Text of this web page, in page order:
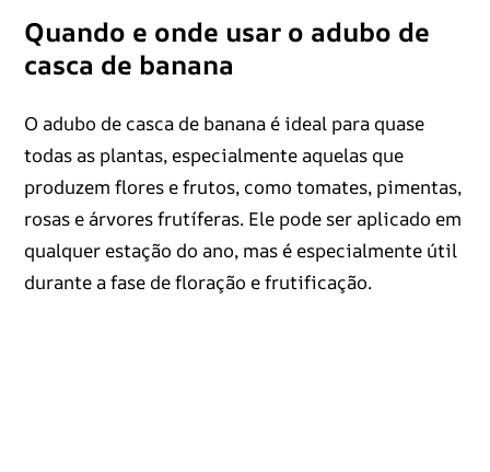
Quando e onde usar o adubo de
casca de banana
O adubo de casca de banana é ideal para quase
todas as plantas, especialmente aquelas que
produzem flores e frutos, como tomates, pimentas,
rosas e árvores frutíferas. Ele pode ser aplicado em
qualquer estação do ano, mas é especialmente útil
durante a fase de floração e frutificação.